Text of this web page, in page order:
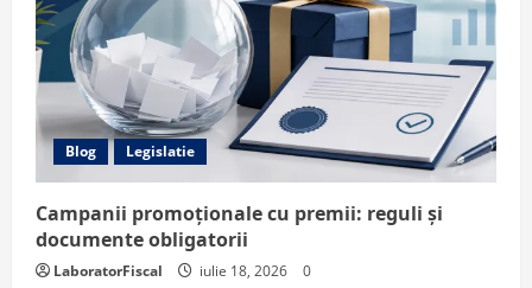
Blog Legislatie
Campanii promoționale cu premii: reguli și
documente obligatorii
LaboratorFiscal iulie 18, 2026 0